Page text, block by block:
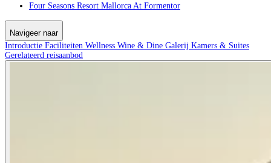
Four Seasons Resort Mallorca At Formentor
Navigeer naar
Introductie Faciliteiten Wellness Wine & Dine Galerij Kamers & Suites
Gerelateerd reisaanbod